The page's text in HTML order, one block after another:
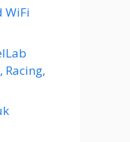
WiFi
Racing,